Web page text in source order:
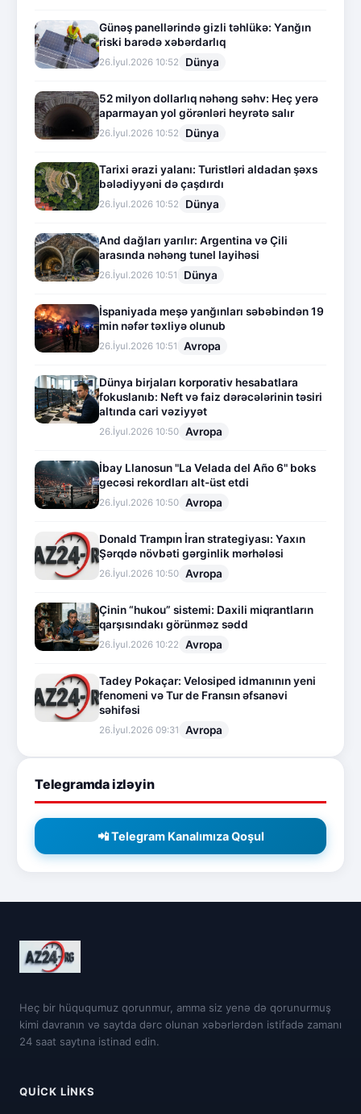
Günəş panellərində gizli təhlükə: Yanğın
riski barədə xəbərdarlıq
26.İyul.2026 10:52 Dünya
52 milyon dollarlıq nəhəng səhv: Heç yerə
aparmayan yol görənləri heyrətə salır
26.İyul.2026 10:52 Dünya
Tarixi ərazi yalanı: Turistləri aldadan şəxs
bələdiyyəni də çaşdırdı
26.İyul.2026 10:52 Dünya
And dağları yarılır: Argentina və Çili
arasında nəhəng tunel layihəsi
26.İyul.2026 10:51 Dünya
İspaniyada meşə yanğınları səbəbindən 19
min nəfər təxliyə olunub
26.İyul.2026 10:51 Avropa
Dünya birjaları korporativ hesabatlara
fokuslanıb: Neft və faiz dərəcələrinin təsiri
altında cari vəziyyət
26.İyul.2026 10:50 Avropa
İbay Llanosun "La Velada del Año 6" boks
gecəsi rekordları alt-üst etdi
26.İyul.2026 10:50 Avropa
Donald Trampın İran strategiyası: Yaxın
Şərqdə növbəti gərginlik mərhələsi
26.İyul.2026 10:50 Avropa
Çinin “hukou” sistemi: Daxili miqrantların
qarşısındakı görünməz sədd
26.İyul.2026 10:22 Avropa
Tadey Pokaçar: Velosiped idmanının yeni
fenomeni və Tur de Fransın əfsanəvi
səhifəsi
26.İyul.2026 09:31 Avropa
Telegramda izləyin
📲 Telegram Kanalımıza Qoşul
Heç bir hüququmuz qorunmur, amma siz yenə də qorunurmuş
kimi davranın və saytda dərc olunan xəbərlərdən istifadə zamanı
24 saat saytına istinad edin.
QUICK LINKS